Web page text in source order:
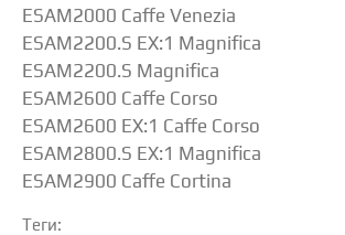
ESAM2000 Caffe Venezia
ESAM2200.S EX:1 Magnifica
ESAM2200.S Magnifica
ESAM2600 Caffe Corso
ESAM2600 EX:1 Caffe Corso
ESAM2800.S EX:1 Magnifica
ESAM2900 Caffe Cortina
Теги: